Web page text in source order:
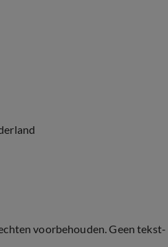
voorbehouden. Geen tekst-